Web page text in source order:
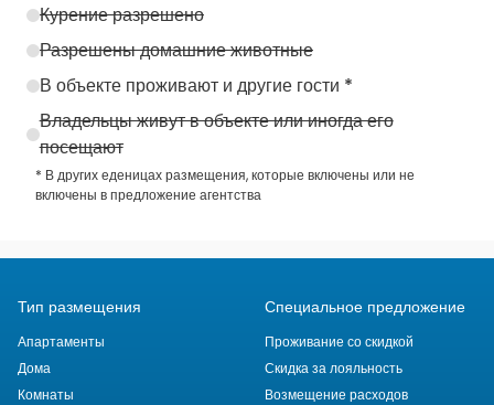
Курение разрешено
Разрешены домашние животные
В объекте проживают и другие гости *
Владельцы живут в объекте или иногда его
посещают
* В других еденицах размещения, которые включены или не
включены в предложение агентства
Тип размещения
Апартаменты
Дома
Комнаты
Специальное предложение
Проживание со скидкой
Скидка за лояльность
Возмещение расходов